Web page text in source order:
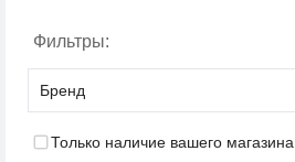
Фильтры:
Бренд
Только наличие вашего магазина